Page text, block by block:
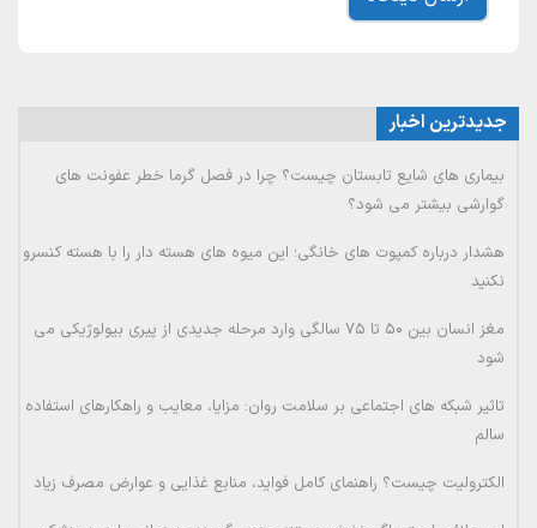
جدیدترین اخبار
بیماری های شایع تابستان چیست؟ چرا در فصل گرما خطر عفونت های
گوارشی بیشتر می شود؟
هشدار درباره کمپوت های خانگی؛ این میوه های هسته دار را با هسته کنسرو
نکنید
مغز انسان بین ۵۰ تا ۷۵ سالگی وارد مرحله جدیدی از پیری بیولوژیکی می
شود
تاثیر شبکه های اجتماعی بر سلامت روان: مزایا، معایب و راهکارهای استفاده
سالم
الکترولیت چیست؟ راهنمای کامل فواید، منابع غذایی و عوارض مصرف زیاد